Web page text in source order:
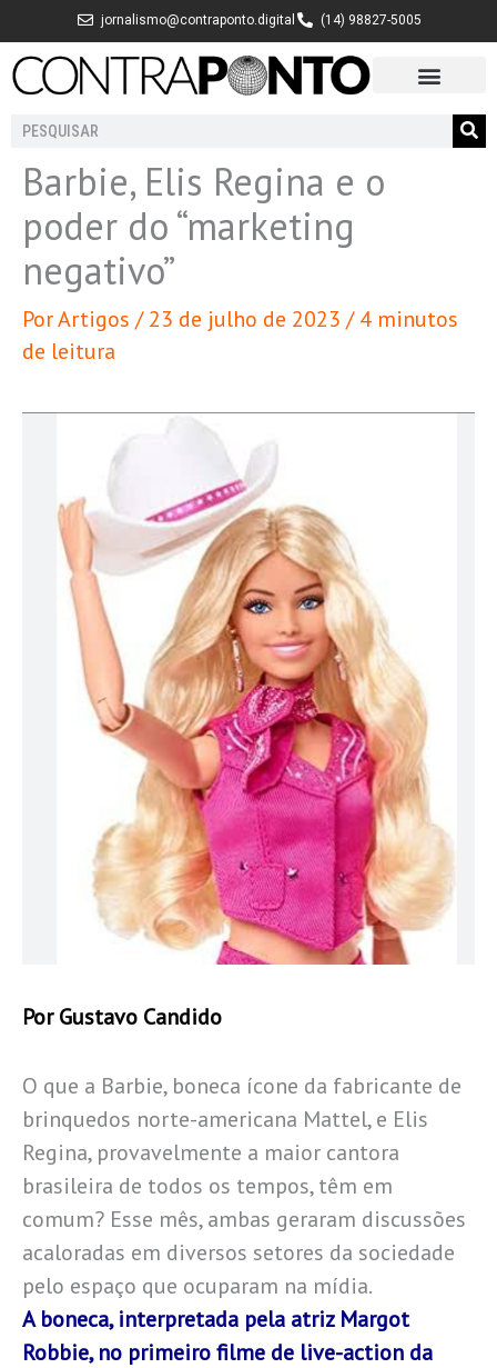
para
jornalismo@contraponto.digital (14) 98827-5005
Pesquisar
Barbie, Elis Regina e o
poder do “marketing
negativo”
PorArtigos /23 de julho de 2023 /4 minutos
de leitura
Por Gustavo Candido
O que a Barbie, boneca ícone da fabricante de
brinquedos norte-americana Mattel, e Elis
Regina, provavelmente a maior cantora
brasileira de todos os tempos, têm em
comum? Esse mês, ambas geraram discussões
acaloradas em diversos setores da sociedade
pelo espaço que ocuparam na mídia.
A boneca, interpretada pela atriz Margot
Robbie, no primeiro filme de live-action da